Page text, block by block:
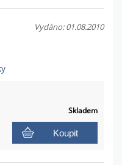
Vydáno: 01.08.2010
Skladem
Koupit